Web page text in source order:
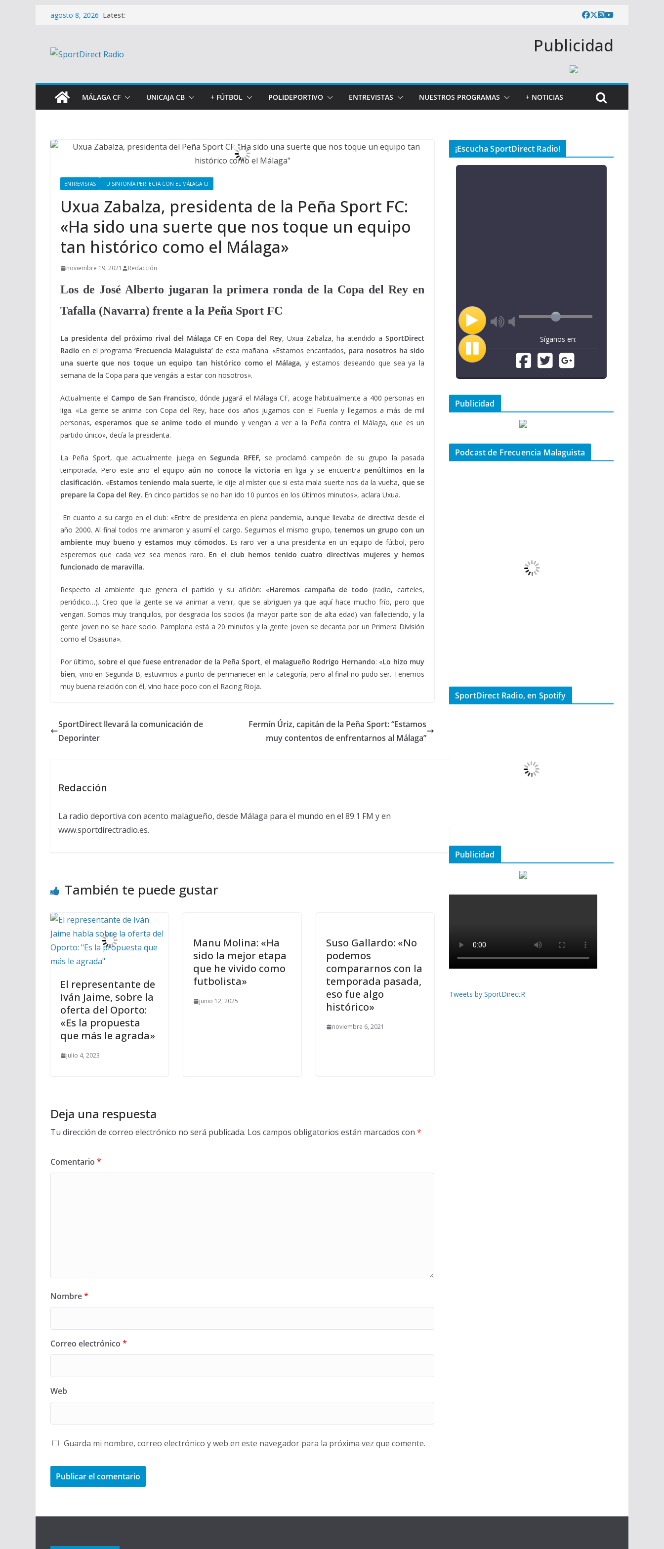
Saltaragosto 8, 2026 Latest:
Publicidad
MÁLAGA CF UNICAJA CB + FÚTBOL POLIDEPORTIVO ENTREVISTAS NUESTROS PROGRAMAS + NOTICIAS
ENTREVISTAS TU SINTONÍA PERFECTA CON EL MÁLAGA CF
Uxua Zabalza, presidenta de la Peña Sport FC:
«Ha sido una suerte que nos toque un equipo
tan histórico como el Málaga»
noviembre 19, 2021 Redacción
Los de José Alberto jugaran la primera ronda de la Copa del Rey en
Tafalla (Navarra) frente a la Peña Sport FC
La presidenta del próximo rival del Málaga CF en Copa del Rey, Uxua Zabalza, ha atendido a SportDirect
Radio en el programa ‘Frecuencia Malaguista’ de esta mañana. «Estamos encantados, para nosotros ha sido
una suerte que nos toque un equipo tan histórico como el Málaga, y estamos deseando que sea ya la
semana de la Copa para que vengáis a estar con nosotros».
Actualmente elCampo de San Francisco, dónde jugará el Málaga CF, acoge habitualmente a 400 personas en
liga. «La gente se anima con Copa del Rey, hace dos años jugamos con el Fuenla y llegamos a más de mil
personas,esperamos que se anime todo el mundo y vengan a ver a la Peña contra el Málaga, que es un
partido único», decía la presidenta.
La Peña Sport, que actualmente juega en Segunda RFEF, se proclamó campeón de su grupo la pasada
temporada. Pero este año el equipo aún no conoce la victoria en liga y se encuentra penúltimos en la
clasificación. «Estamos teniendo mala suerte, le dije al míster que si esta mala suerte nos da la vuelta, que se
prepare la Copa del Rey. En cinco partidos se no han ido 10 puntos en los últimos minutos», aclara Uxua.
En cuanto a su cargo en el club: «Entre de presidenta en plena pandemia, aunque llevaba de directiva desde el
año 2000. Al final todos me animaron y asumí el cargo. Seguimos el mismo grupo, tenemos un grupo con un
ambiente muy bueno y estamos muy cómodos. Es raro ver a una presidenta en un equipo de fútbol, pero
esperemos que cada vez sea menos raro. En el club hemos tenido cuatro directivas mujeres y hemos
funcionado de maravilla.
Respecto al ambiente que genera el partido y su afición: «Haremos campaña de todo (radio, carteles,
periódico…). Creo que la gente se va animar a venir, que se abriguen ya que aquí hace mucho frío, pero que
vengan. Somos muy tranquilos, por desgracia los socios (la mayor parte son de alta edad) van falleciendo, y la
gente joven no se hace socio. Pamplona está a 20 minutos y la gente joven se decanta por un Primera División
como el Osasuna».
Por último, sobre el que fuese entrenador de la Peña Sport, el malagueño Rodrigo Hernando: «Lo hizo muy
bien, vino en Segunda B, estuvimos a punto de permanecer en la categoría, pero al final no pudo ser. Tenemos
muy buena relación con él, vino hace poco con el Racing Rioja.
SportDirect llevará la comunicación de
Deporinter
Fermín Úriz, capitán de la Peña Sport: “Estamos
muy contentos de enfrentarnos al Málaga”
Redacción
La radio deportiva con acento malagueño, desde Málaga para el mundo en el 89.1 FM y en
www.sportdirectradio.es.
También te puede gustar
El representante de
Iván Jaime, sobre la
oferta del Oporto:
«Es la propuesta
que más le agrada»
julio 4, 2023
Manu Molina: «Ha
sido la mejor etapa
que he vivido como
futbolista»
junio 12, 2025
Suso Gallardo: «No
podemos
compararnos con la
temporada pasada,
eso fue algo
histórico»
noviembre 6, 2021
Deja una respuesta
Tu dirección de correo electrónico no será publicada. Los campos obligatorios están marcados con *
Comentario *
Nombre*
Correo electrónico *
Web
Guarda mi nombre, correo electrónico y web en este navegador para la próxima vez que comente.
¡Escucha SportDirect Radio!
Síganos en:
Publicidad
Podcast de Frecuencia Malaguista
SportDirect Radio, en Spotify
Publicidad
Tweets by SportDirectR